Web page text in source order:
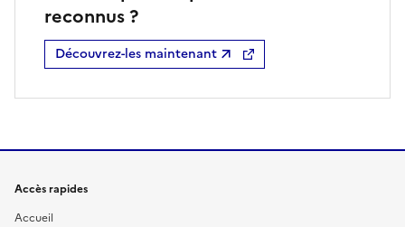
reconnus ?
Découvrez-les maintenant
Accès rapides
Accueil